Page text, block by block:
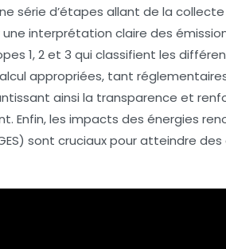
série d’étapes allant de la
interprétation claire des
1, 2 et 3 qui classifient les
appropriées, tant
ainsi la transparence et
Enfin, les impacts des énergies
sont cruciaux pour atteindre